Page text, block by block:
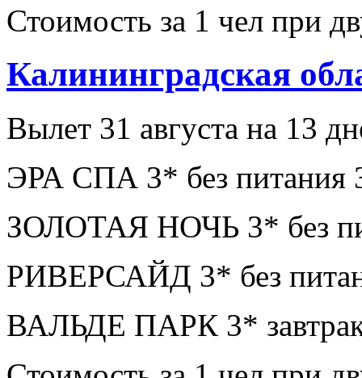
Стоимость за 1 чел при
Калининградская
Вылет 31 августа на 13
ЭРА СПА 3* без питания
ЗОЛОТАЯ НОЧЬ 3* без
РИВЕРСАЙД 3* без
ВАЛЬДЕ ПАРК 3*